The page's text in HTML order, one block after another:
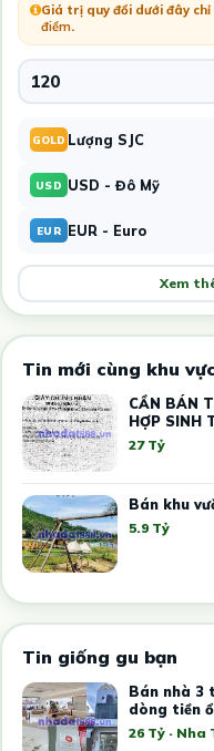
Giá trị quy đổi dưới đây
điểm.
GOLD Lượng SJC
USD USD - Đô Mỹ
EUR EUR - Euro
Xem
Tin mới cùng khu
CẦN BÁN
HỢP SINH
27 Tỷ
Bán khu
5.9 Tỷ
Tin giống gu bạn
Bán nhà 3
dòng tiền
26 Tỷ · Nha